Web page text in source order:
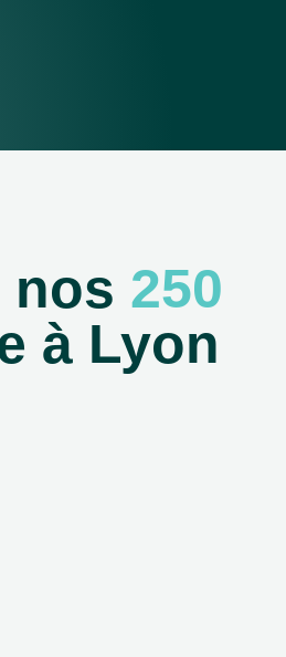
nos 250
à Lyon